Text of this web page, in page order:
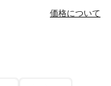
価格について